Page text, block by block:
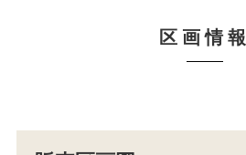
区画情報